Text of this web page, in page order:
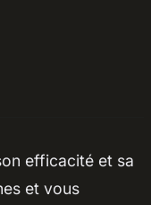
efficacité et sa
et vous